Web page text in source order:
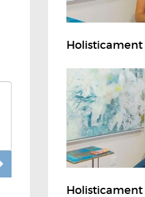
Holisticament